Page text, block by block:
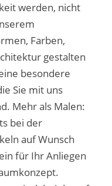
werden, nicht
Farben,
gestalten
besondere
Sie mit uns
Mehr als Malen:
bei der
auf Wunsch
für Ihr Anliegen